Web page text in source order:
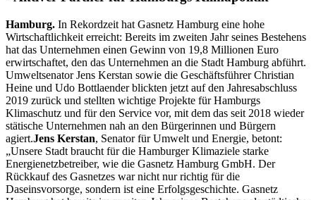
Hamburg. In Rekordzeit hat Gasnetz Hamburg eine hohe
Wirtschaftlichkeit erreicht: Bereits im zweiten Jahr seines Bestehens
hat das Unternehmen einen Gewinn von 19,8 Millionen Euro
erwirtschaftet, den das Unternehmen an die Stadt Hamburg abführt.
Umweltsenator Jens Kerstan sowie die Geschäftsführer Christian
Heine und Udo Bottlaender blickten jetzt auf den Jahresabschluss
2019 zurück und stellten wichtige Projekte für Hamburgs
Klimaschutz und für den Service vor, mit dem das seit 2018 wieder
stätische Unternehmen nah an den Bürgerinnen und Bürgern
agiert.Jens Kerstan, Senator für Umwelt und Energie, betont:
„Unsere Stadt braucht für die Hamburger Klimaziele starke
Energienetzbetreiber, wie die Gasnetz Hamburg GmbH. Der
Rückkauf des Gasnetzes war nicht nur richtig für die
Daseinsvorsorge, sondern ist eine Erfolgsgeschichte. Gasnetz